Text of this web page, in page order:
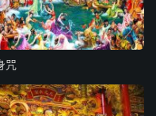
无复参究，良可惜哉。
水，皆指后天之水火，
：心肾元非水火乡。又
炙。灵光一点不分明，
阳也；真水者，离中之
咒